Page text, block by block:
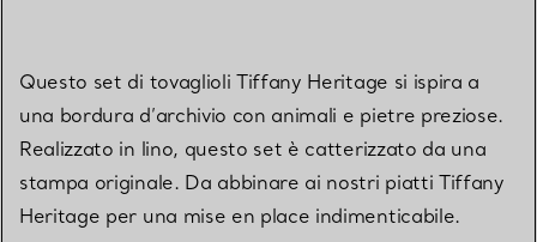
Questo set di tovaglioli Tiffany Heritage si ispira a
una bordura d’archivio con animali e pietre preziose.
Realizzato in lino, questo set è catterizzato da una
stampa originale. Da abbinare ai nostri piatti Tiffany
Heritage per una mise en place indimenticabile.